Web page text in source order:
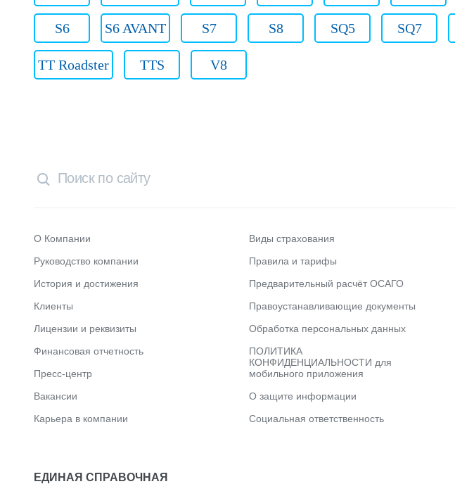
S6 S6 AVANT S7 S8 SQ5 SQ7
TT Roadster TTS V8
О Компании
Руководство компании
История и достижения
Клиенты
Лицензии и реквизиты
Финансовая отчетность
Пресс-центр
Вакансии
Карьера в компании
Виды страхования
Правила и тарифы
Предварительный расчёт ОСАГО
Правоустанавливающие документы
Обработка персональных данных
ПОЛИТИКА
КОНФИДЕНЦИАЛЬНОСТИ для
мобильного приложения
О защите информации
Социальная ответственность
ЕДИНАЯ СПРАВОЧНАЯ